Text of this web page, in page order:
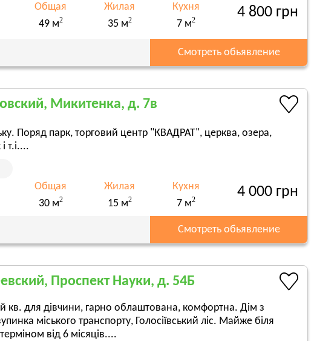
Общая
49 м2
Жилая
35 м2
Кухня
7 м2 4 800 грн
Смотреть обьявление
Микитенка, д. 7в
Поряд парк, торговий центр "КВАДРАТ", церква, озера,
т.і....
Общая
30 м2
Жилая
15 м2
Кухня
7 м2 4 000 грн
Смотреть обьявление
Проспект Науки, д. 54Б
кв. для дівчини, гарно облаштована, комфортна. Дім з
міського транспорту, Голосіївський ліс. Майже біля
від 6 місяців....